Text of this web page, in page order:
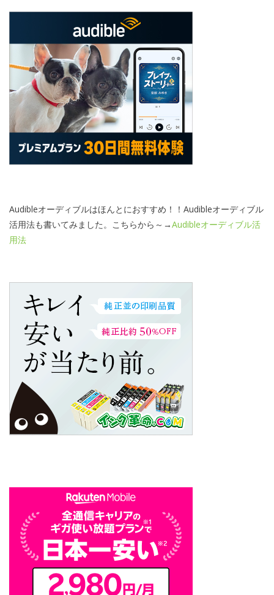
Audibleオーディブルはほんとにおすすめ！！Audibleオーディブル
活用法も書いてみました。こちらから～→Audibleオーディブル活
用法